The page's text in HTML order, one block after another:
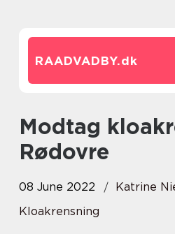
RAADVADBY.dk
Modtag kloakrensning i
Rødovre
08 June 2022
Katrine
Kloakrensning